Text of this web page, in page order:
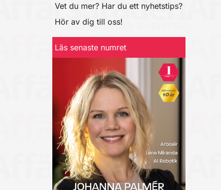
Vet du mer? Har du ett nyhetstips?
Hör av dig till oss!
Läs senaste numret